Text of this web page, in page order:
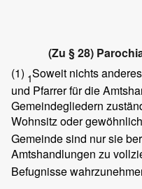
(Zu § 28)
(1) 1Soweit nichts
und Pfarrer für die
Gemeindegliedern
Wohnsitz oder
Gemeinde sind nur sie
Amtshandlungen zu
Befugnisse